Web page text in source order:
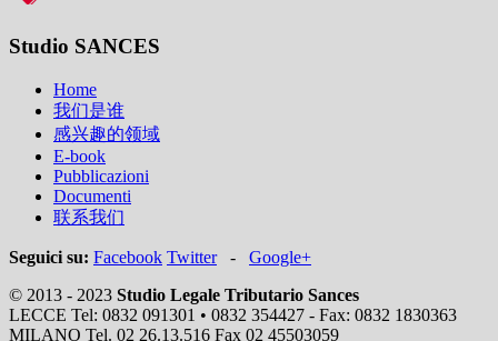
Studio SANCES
Home
我们是谁
感兴趣的领域
E-book
Pubblicazioni
Documenti
联系我们
Seguici su: Facebook Twitter- Google+
© 2013 - 2023 Studio Legale Tributario Sances
LECCE Tel: 0832 091301 • 0832 354427 - Fax: 0832 1830363
MILANO Tel. 02 26.13.516 Fax 02 45503059